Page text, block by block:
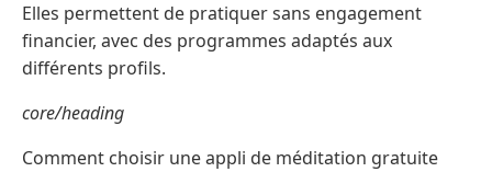
Elles permettent de pratiquer sans engagement
financier, avec des programmes adaptés aux
différents profils.
core/heading
Comment choisir une appli de méditation gratuite